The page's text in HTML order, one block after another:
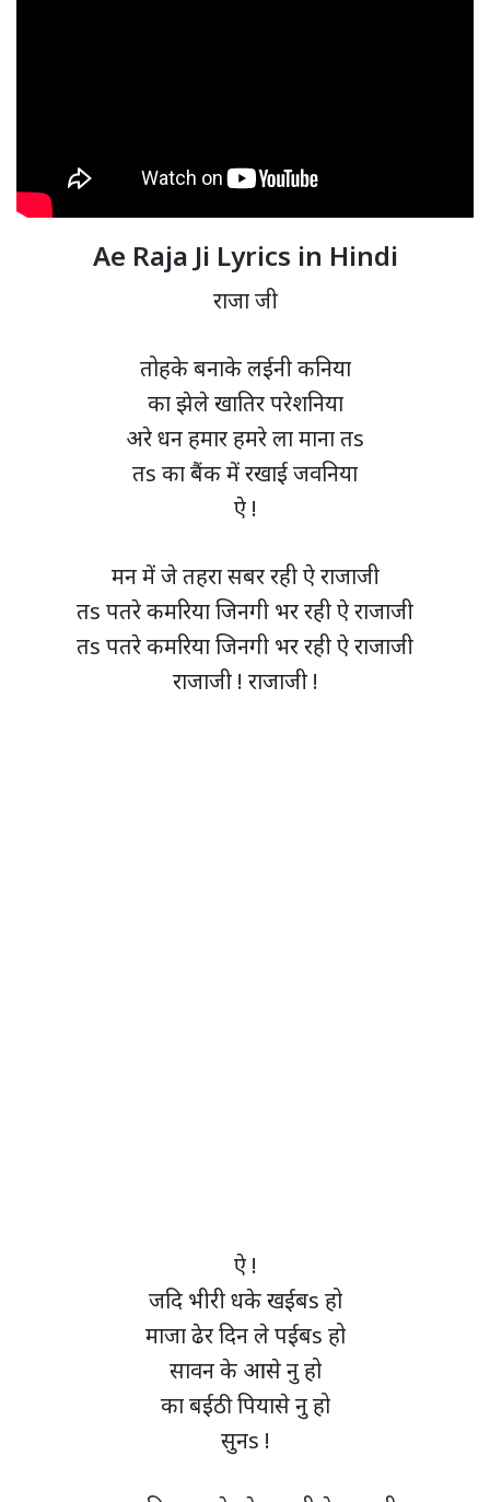
Ae Raja Ji Lyrics in Hindi
राजा जी
तोहके बनाके लईनी कनिया
का झेले खातिर परेशनिया
अरे धन हमार हमरे ला माना तs
तs का बैंक में रखाई जवनिया
ऐ !
मन में जे तहरा सबर रही ऐ राजाजी
तs पतरे कमरिया जिनगी भर रही ऐ राजाजी
तs पतरे कमरिया जिनगी भर रही ऐ राजाजी
राजाजी ! राजाजी !
ऐ !
जदि भीरी धके खईबs हो
माजा ढेर दिन ले पईबs हो
सावन के आसे नु हो
का बईठी पियासे नु हो
सुनs !